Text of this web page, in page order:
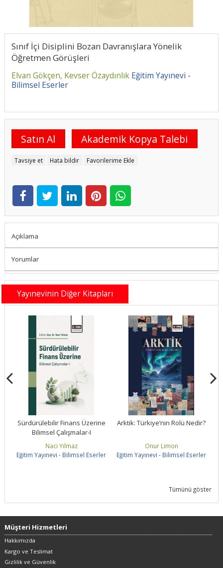
Sınıf İçi Disiplini Bozan Davranışlara Yönelik
Öğretmen Görüşleri
Elvan Gökçen, Kevser Özaydınlık Eğitim Yayınevi -
Bilimsel Eserler
Satın Al Akademik Kopya Talebi
Tavsiye et Hata bildir Favorilerime Ekle
Açıklama
Yorumlar
Yayınevinin Diğer Kitapları
Sürdürülebilir Finans Üzerine
Bilimsel Çalışmalar-I
Naci Yılmaz
Eğitim Yayınevi - Bilimsel Eserler
Arktik: Türkiye’nin Rolü Nedir?
Onur Limon
Eğitim Yayınevi - Bilimsel Eserler
Tümünü göster
Müşteri Hizmetleri
Hakkımızda
Kargo ve Teslimat
Gizlilik ve Güvenlik